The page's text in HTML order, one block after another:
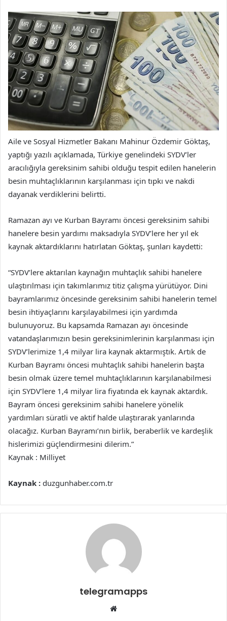
Aile ve Sosyal Hizmetler Bakanı Mahinur Özdemir Göktaş,
yaptığı yazılı açıklamada, Türkiye genelindeki SYDV’ler
aracılığıyla gereksinim sahibi olduğu tespit edilen hanelerin
besin muhtaçlıklarının karşılanması için tıpkı ve nakdi
dayanak verdiklerini belirtti.
Ramazan ayı ve Kurban Bayramı öncesi gereksinim sahibi
hanelere besin yardımı maksadıyla SYDV’lere her yıl ek
kaynak aktardıklarını hatırlatan Göktaş, şunları kaydetti:
“SYDV’lere aktarılan kaynağın muhtaçlık sahibi hanelere
ulaştırılması için takımlarımız titiz çalışma yürütüyor. Dini
bayramlarımız öncesinde gereksinim sahibi hanelerin temel
besin ihtiyaçlarını karşılayabilmesi için yardımda
bulunuyoruz. Bu kapsamda Ramazan ayı öncesinde
vatandaşlarımızın besin gereksinimlerinin karşılanması için
SYDV’lerimize 1,4 milyar lira kaynak aktarmıştık. Artık de
Kurban Bayramı öncesi muhtaçlık sahibi hanelerin başta
besin olmak üzere temel muhtaçlıklarının karşılanabilmesi
için SYDV’lere 1,4 milyar lira fiyatında ek kaynak aktardık.
Bayram öncesi gereksinim sahibi hanelere yönelik
yardımları süratli ve aktif halde ulaştırarak yanlarında
olacağız. Kurban Bayramı’nın birlik, beraberlik ve kardeşlik
hislerimizi güçlendirmesini dilerim.”
Kaynak : Milliyet
Kaynak : duzgunhaber.com.tr
telegramapps
Web